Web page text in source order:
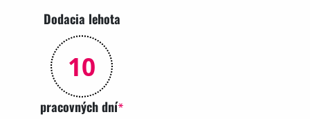
Dodacia lehota
10
pracovných dní*